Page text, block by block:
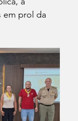
em prol da